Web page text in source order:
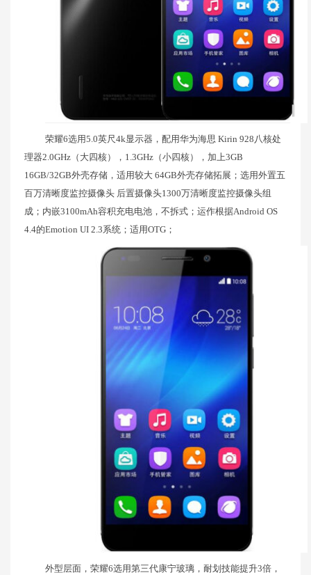
荣耀6选用5.0英尺4k显示器，配用华为海思 Kirin 928八核处
理器2.0GHz（大四核），1.3GHz（小四核），加上3GB
16GB/32GB外壳存储，适用较大 64GB外壳存储拓展；选用外置五
百万清晰度监控摄像头 后置摄像头1300万清晰度监控摄像头组
成；内嵌3100mAh容积充电电池，不拆式；运作根据Android OS
4.4的Emotion UI 2.3系统；适用OTG；
外型层面，荣耀6选用第三代康宁玻璃，耐划技能提升3倍，